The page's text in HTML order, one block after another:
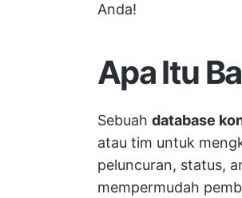
Anda!
Apa Itu
Sebuah database
atau tim untuk
peluncuran, status,
mempermudah